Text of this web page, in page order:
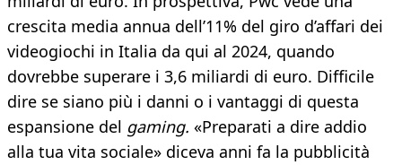
crescita media annua dell’11% del giro d’affari dei
videogiochi in Italia da qui al 2024, quando
dovrebbe superare i 3,6 miliardi di euro. Difficile
dire se siano più i danni o i vantaggi di questa
espansione del gaming. «Preparati a dire addio
alla tua vita sociale» diceva anni fa la pubblicità